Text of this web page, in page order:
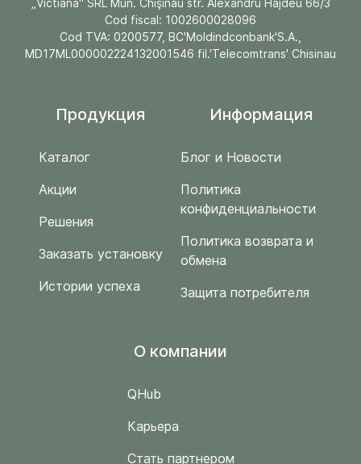
„Victiana" SRL Mun. Chişinău str. Alexandru Hâjdeu 66/3
Cod fiscal: 1002600028096
Cod TVA: 0200577, BC'Moldindconbank'S.A.,
MD17ML000002224132001546 fil.'Telecomtrans' Chisinau
Продукция
Каталог
Акции
Решения
Заказать установку
Истории успеха
Информация
Блог и Новости
Политика
конфиденциальности
Политика возврата и
обмена
Защита потребителя
O компании
QHub
Карьера
Стать партнером